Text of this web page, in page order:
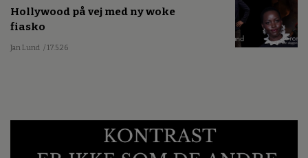
Hollywood på vej med ny woke
fiasko
Jan Lund / 17.5.26